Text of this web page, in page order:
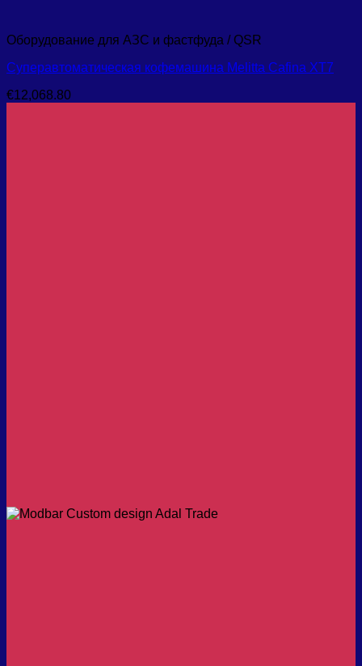
Оборудование для АЗС и фастфуда / QSR
Суперавтоматическая кофемашина Melitta Cafina XT7
€12,068.80